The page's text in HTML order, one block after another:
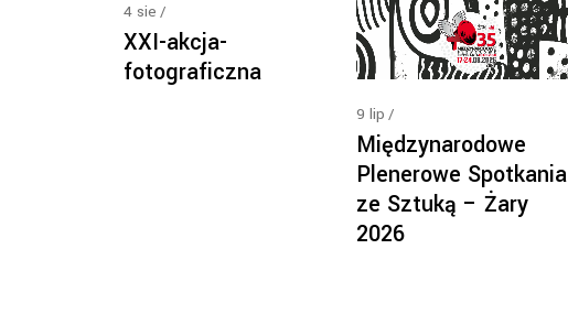
4 sie
XXI-akcja-
fotograficzna
9 lip
Międzynarodowe
Plenerowe Spotkania
ze Sztuką – Żary
2026